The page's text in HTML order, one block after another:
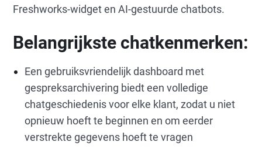
Freshworks-widget en AI-gestuurde chatbots.
Belangrijkste chatkenmerken:
Een gebruiksvriendelijk dashboard met
gespreksarchivering biedt een volledige
chatgeschiedenis voor elke klant, zodat u niet
opnieuw hoeft te beginnen en om eerder
verstrekte gegevens hoeft te vragen